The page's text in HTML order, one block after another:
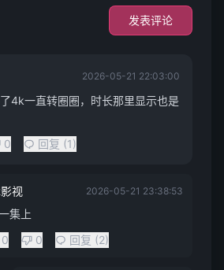
发表评论
2026-05-21 22:03:00
4k一直转圈圈，时长那里显示也是
0 回复 (1)
视 2026-05-21 23:38:53
集上
0
0 回复 (2)